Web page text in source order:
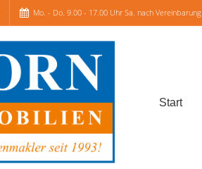
Mo. - Do. 9.00 - 17.00 Uhr Sa. nach Vereinbarung
Start